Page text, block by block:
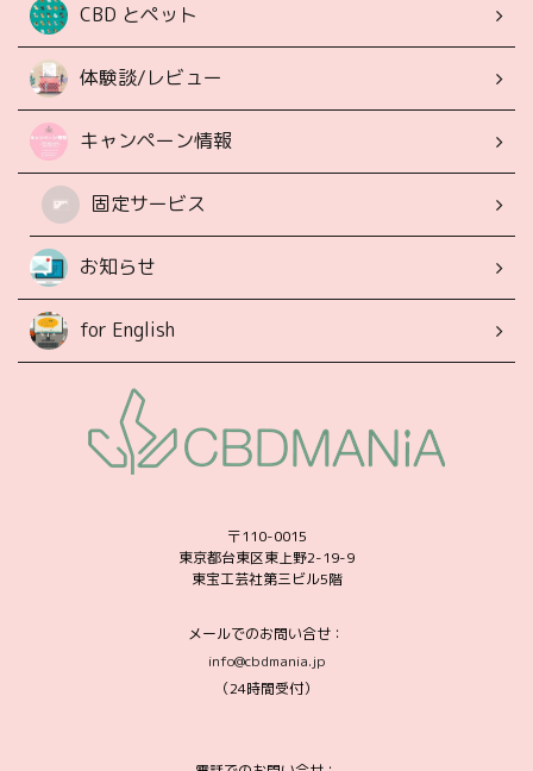
CBD とペット
体験談/レビュー
キャンペーン情報
固定サービス
お知らせ
for English
〒110-0015
東京都台東区東上野2-19-9
東宝工芸社第三ビル5階
メールでのお問い合せ：
info@cbdmania.jp
（24時間受付）